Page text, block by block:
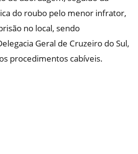
do roubo pelo menor infrator,
no local, sendo
Geral de Cruzeiro do Sul,
procedimentos cabíveis.